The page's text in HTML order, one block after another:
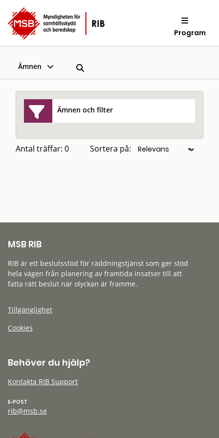
Program
Ämnen
Ämnen och filter
Antal träffar: 0 Sortera på:
MSB RIB
RIB är ett beslutsstöd för räddningstjänst som ger stöd
hela vägen från planering av framtida insatser till att
fatta rätt beslut när olyckan är framme.
Tillgänglighet
Cookies
Behöver du hjälp?
Kontakta RIB Support
E-POST
rib@msb.se